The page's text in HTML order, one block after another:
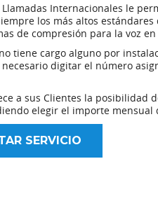
Llamadas Internacionales le
los más altos
de compresión para la voz
tiene cargo alguno por
digitar el número
a sus Clientes la posibilidad
elegir el importe mensual
SERVICIO